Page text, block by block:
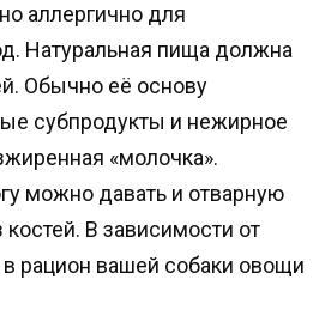
аллергично для
Натуральная пища должна
Обычно её основу
субпродукты и нежирное
«молочка».
можно давать и отварную
В зависимости от
рацион вашей собаки овощи